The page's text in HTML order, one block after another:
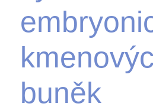
buněk